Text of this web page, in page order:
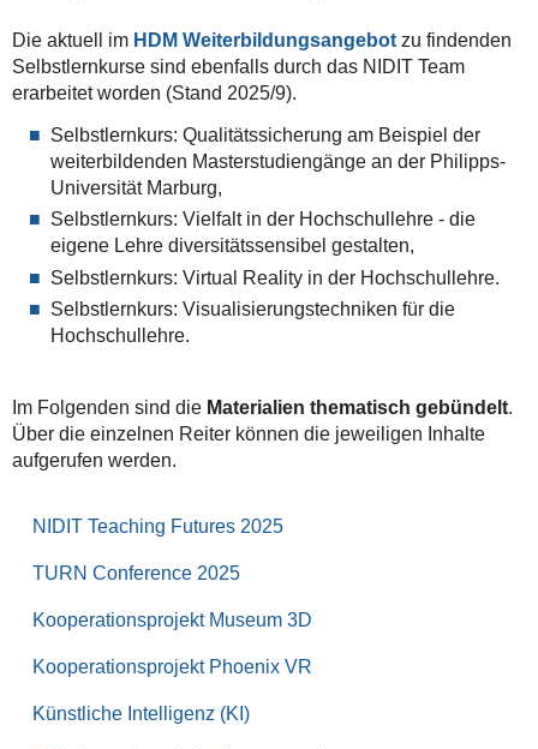
Die aktuell im HDM Weiterbildungsangebotzu findenden
Selbstlernkurse sind ebenfalls durch das NIDIT Team
erarbeitet worden (Stand 2025/9).
Selbstlernkurs: Qualitätssicherung am Beispiel der
weiterbildenden Masterstudiengänge an der Philipps-
Universität Marburg,
Selbstlernkurs: Vielfalt in der Hochschullehre - die
eigene Lehre diversitätssensibel gestalten,
Selbstlernkurs: Virtual Reality in der Hochschullehre.
Selbstlernkurs: Visualisierungstechniken für die
Hochschullehre.
Im Folgenden sind die Materialien thematisch gebündelt.
Über die einzelnen Reiter können die jeweiligen Inhalte
aufgerufen werden.
NIDIT Teaching Futures 2025
TURN Conference 2025
Kooperationsprojekt Museum 3D
Kooperationsprojekt Phoenix VR
Künstliche Intelligenz (KI)